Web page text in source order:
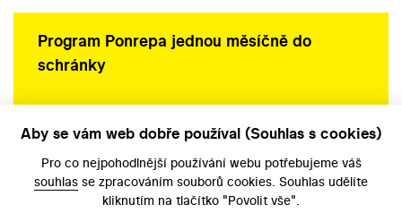
Program Ponrepa jednou měsíčně do
schránky
Aby se vám web dobře používal (Souhlas s cookies)
Pro co nejpohodlnější používání webu potřebujeme váš
souhlas se zpracováním souborů cookies. Souhlas udělíte
kliknutím na tlačítko "Povolit vše".